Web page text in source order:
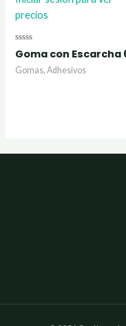
precios
Valorado
con
0
de
Goma con Escarcha
Gomas, Adhesivos